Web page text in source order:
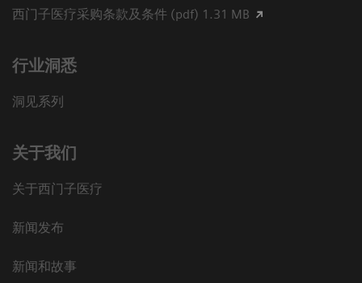
西门子医疗采购条款及条件 (pdf) 1.31 MB
行业洞悉
洞见系列
关于我们
关于西门子医疗
新闻发布
新闻和故事